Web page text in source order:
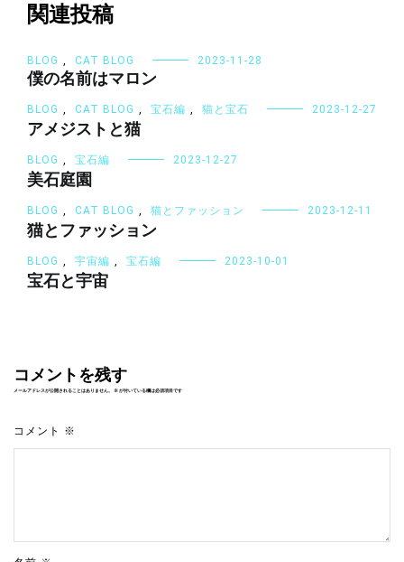
シ
ョ
ン
関連投稿
BLOG CAT BLOG 2023-11-28
僕の名前はマロン
BLOG CAT BLOG 宝石編 猫と宝石 2023-12-27
アメジストと猫
BLOG 宝石編 2023-12-27
美石庭園
BLOG CAT BLOG 猫とファッション 2023-12-11
猫とファッション
BLOG 宇宙編 宝石編 2023-10-01
宝石と宇宙
コメントを残す
メールアドレスが公開されることはありません。 ※が付いている欄は必須項目です
コメント ※